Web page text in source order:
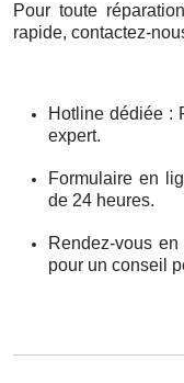
Pour toute
rapide, contactez-
Hotline dédiée :
expert.
Formulaire en
de 24 heures.
Rendez-vous
pour un conseil